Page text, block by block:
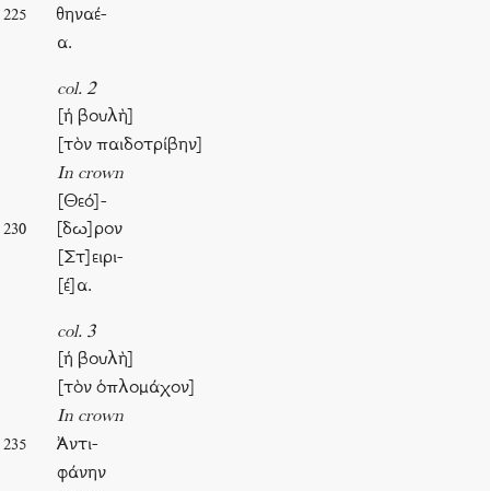
225
θηναέ-
α.
col. 2
[ἡ βουλὴ]
[τὸν παιδοτρίβην]
In crown
[Θεό]-
230
[δω]ρον
[Στ]ειρι-
[έ]α.
col. 3
[ἡ βουλὴ]
[τὸν ὁπλομάχον]
In crown
235
Ἀντι-
φάνην